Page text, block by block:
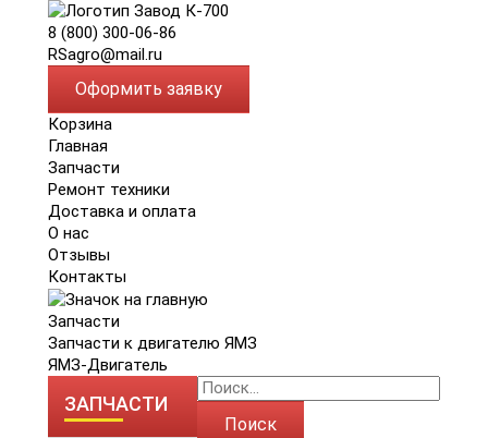
8 (800) 300-06-86
RSagro@mail.ru
Оформить заявку
Корзина
Главная
Запчасти
Ремонт техники
Доставка и оплата
О нас
Отзывы
Контакты
Запчасти
Запчасти к двигателю ЯМЗ
ЯМЗ-Двигатель
ЗАПЧАСТИ
Поиск